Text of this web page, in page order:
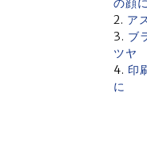
の顔に
ア
ブ
ツヤ
印
に